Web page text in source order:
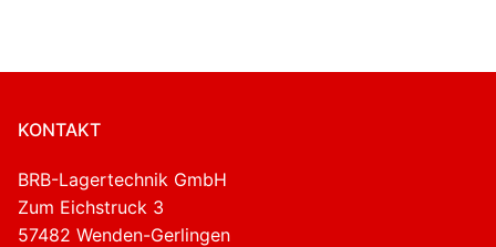
KONTAKT
BRB-Lagertechnik GmbH
Zum Eichstruck 3
57482 Wenden-Gerlingen